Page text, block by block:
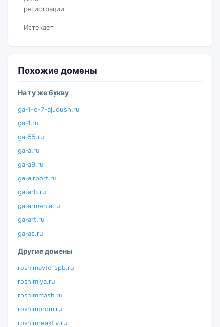
регистрации
Истекает
Похожие домены
На ту же букву
ga-1-e-7-ajudush.ru
ga-1.ru
ga-55.ru
ga-a.ru
ga-a9.ru
ga-airport.ru
ga-arb.ru
ga-armenia.ru
ga-art.ru
ga-as.ru
Другие домены
roshimavto-spb.ru
roshimiya.ru
roshimmash.ru
roshimprom.ru
roshimreaktiv.ru